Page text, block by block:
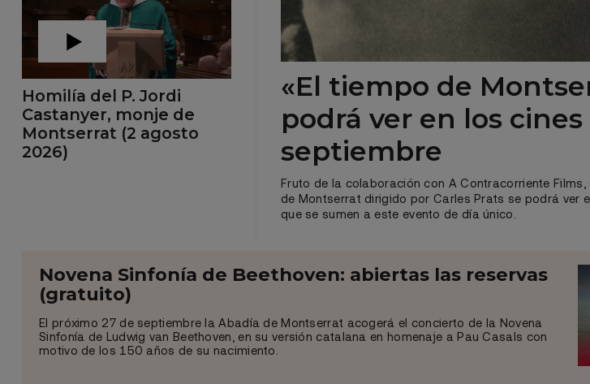
«El tiempo de
podrá ver en los cines
septiembre
Fruto de la colaboración con A Contracorriente
de Montserrat dirigido por Carles Prats se podrá ver
que se sumen a este evento de día único.
Homilía del P. Jordi
Castanyer, monje de
Montserrat (2 agosto
2026)
Novena Sinfonía de Beethoven: abiertas las reservas
(gratuito)
El próximo 27 de septiembre la Abadía de Montserrat acogerá el concierto de la Novena
Sinfonía de Ludwig van Beethoven, en su versión catalana en homenaje a Pau Casals con
motivo de los 150 años de su nacimiento.